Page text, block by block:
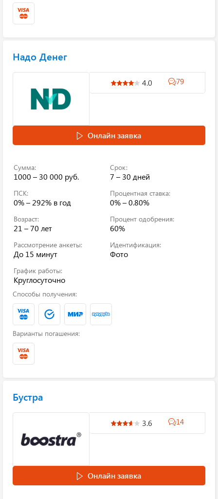
Надо Денег
4.0 79
Онлайн заявка
Сумма:
1000 – 30 000 руб.
Срок:
7 – 30 дней
ПСК:
0% – 292% в год
Процентная ставка:
0% – 0.80%
Возраст:
21 – 70 лет
Процент одобрения:
60%
Рассмотрение анкеты:
До 15 минут
Идентификация:
Фото
График работы:
Круглосуточно
Способы получения:
Варианты погашения:
Бустра
3.6 14
Онлайн заявка